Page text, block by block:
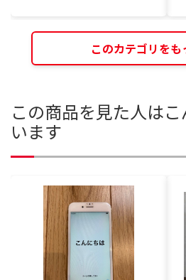
このカテゴリをも
この商品を見た人は
います